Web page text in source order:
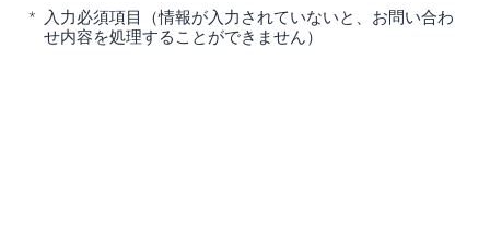
* 入力必須項目（情報が入力されていないと、お問い合わ
せ内容を処理することができません）